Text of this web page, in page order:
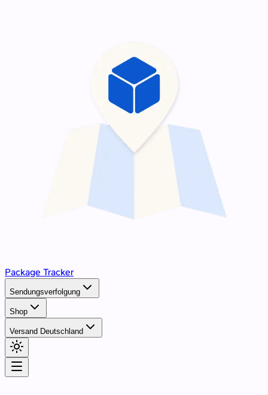
Package Tracker
Sendungsverfolgung
Shop
Versand Deutschland